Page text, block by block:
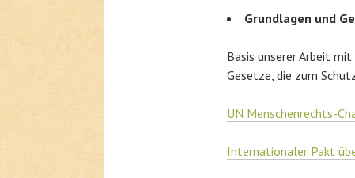
Grundlagen und
Basis unserer Arbeit
Gesetze, die zum
UN Menschenrechts-
Internationaler Pakt